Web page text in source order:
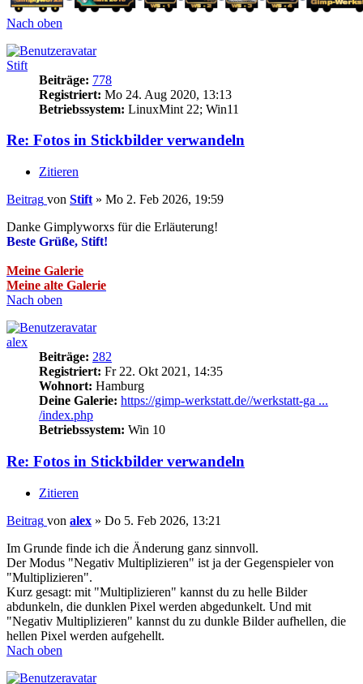
Nach oben
Stift
Beiträge: 778
Registriert: Mo 24. Aug 2020, 13:13
Betriebssystem: LinuxMint 22; Win11
Re: Fotos in Stickbilder verwandeln
Zitieren
Beitrag von Stift » Mo 2. Feb 2026, 19:59
Danke Gimplyworxs für die Erläuterung!
Beste Grüße, Stift!
Meine Galerie
Meine alte Galerie
Nach oben
alex
Beiträge: 282
Registriert: Fr 22. Okt 2021, 14:35
Wohnort: Hamburg
Deine Galerie: https://gimp-werkstatt.de//werkstatt-ga ...
/index.php
Betriebssystem: Win 10
Re: Fotos in Stickbilder verwandeln
Zitieren
Beitrag von alex » Do 5. Feb 2026, 13:21
Im Grunde finde ich die Änderung ganz sinnvoll.
Der Modus "Negativ Multiplizieren" ist ja der Gegenspieler von
"Multiplizieren".
Kurz gesagt: mit "Multiplizieren" kannst du zu helle Bilder
abdunkeln, die dunklen Pixel werden abgedunkelt. Und mit
"Negativ Multiplizieren" kannst du zu dunkle Bilder aufhellen, die
hellen Pixel werden aufgehellt.
Nach oben